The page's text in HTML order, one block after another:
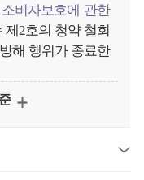
비자보호에 관한
제2호의 청약 철회
해 행위가 종료한